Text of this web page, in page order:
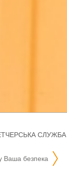
ваша безпека